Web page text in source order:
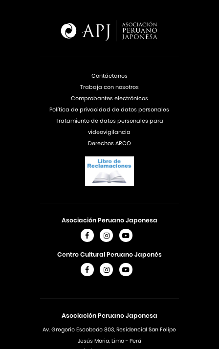
Asociación Peruano Japonesa
Av. Gregorio Escobedo 803, Residencial San Felipe
Jesús Maria, Lima - Perú
Asociación Peruano Japonesa
Centro Cultural Peruano Japonés
Contáctanos
Trabaja con nosotros
Comprobantes electrónicos
Política de privacidad de datos personales
Tratamiento de datos personales para
videovigilancia
Derechos ARCO